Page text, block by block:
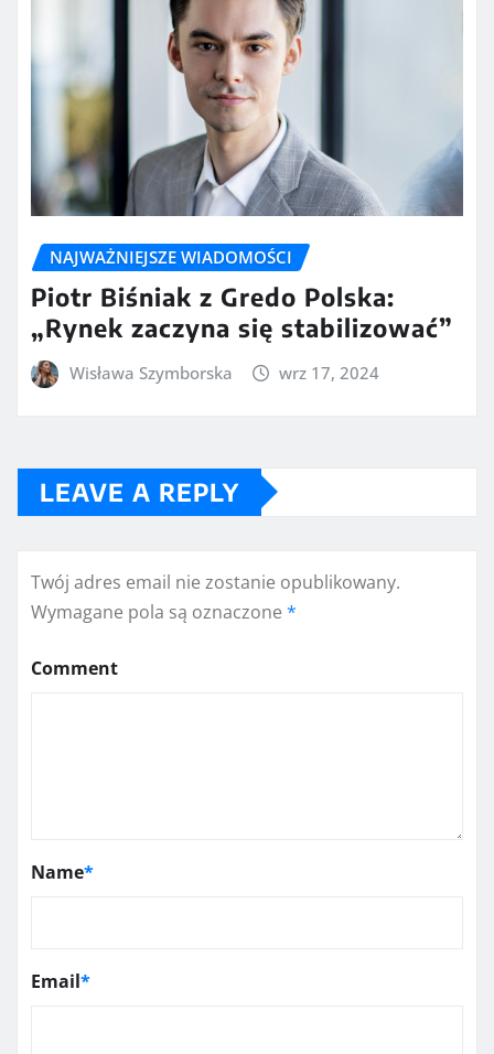
NAJWAŻNIEJSZE WIADOMOŚCI
Piotr Biśniak z Gredo Polska:
„Rynek zaczyna się stabilizować”
Wisława Szymborska wrz 17, 2024
LEAVE A REPLY
Twój adres email nie zostanie opublikowany.
Wymagane pola są oznaczone *
Comment
Name*
Email*